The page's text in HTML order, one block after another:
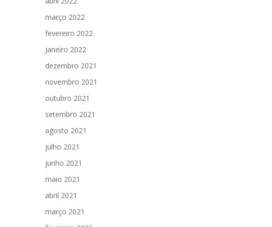
março 2022
fevereiro 2022
janeiro 2022
dezembro 2021
novembro 2021
outubro 2021
setembro 2021
agosto 2021
julho 2021
junho 2021
maio 2021
abril 2021
março 2021